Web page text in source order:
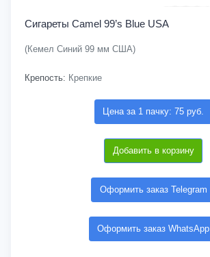
Сигареты Camel 99’s Blue USA
(Кемел Синий 99 мм США)
Крепость: Крепкие
Цена за 1 пачку: 75 руб.
Добавить в корзину
Оформить заказ Telegram
Оформить заказ WhatsApp